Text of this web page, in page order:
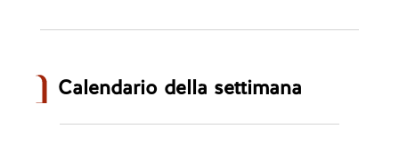
Calendario della settimana